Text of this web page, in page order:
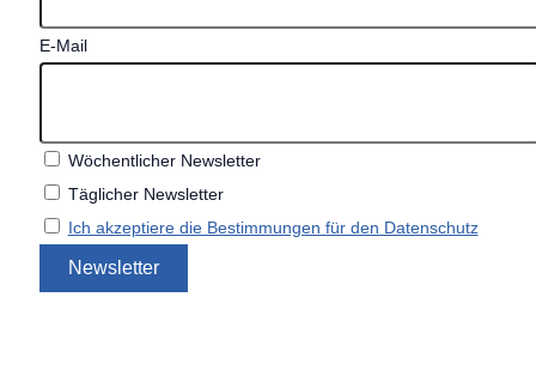
E-Mail
Wöchentlicher Newsletter
Täglicher Newsletter
Ich akzeptiere die Bestimmungen für den Datenschutz